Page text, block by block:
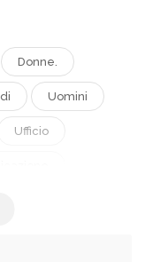
Donne.
Uomini
Ufficio